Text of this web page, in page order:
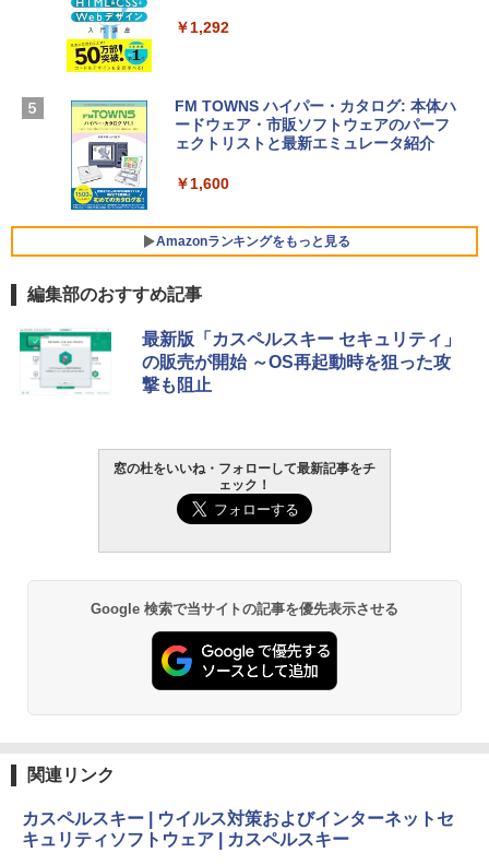
￥261,414
ン 15-fd 15.6インチ 16GBメモリ 512GB
SSD インテル Core 5
FMV ノートパソコン WE1-K3 (MS 365 P
ersonal/Copilotキー搭載/Win 11/15.6型/
Core i5/16GB/SSD 512GB/ホワイト) FM
ラインコード版
Windows版 | Minecraft (マインクラフ
ト): Java & Bedrock Edition | オンライ
￥1,292
FM TOWNS ハイパー・カタログ: 本体ハ
ードウェア・市販ソフトウェアのパーフ
ェクトリストと最新エミュレータ紹介
￥1,600
Amazonランキングをもっと見る
Amazon Kindle Paperwhite (16GB) 7イ
ンチディスプレイ、色調調節ライト、12
週間持続バッテリー、広告なし、ブラッ
ク
Amazon Kindle - 目に優しい、かさばら
ない、大きな画面で読みやすい、6週間持
続バッテリー、6インチディスプレイ電子
￥16,980
Kindle Paperwhite シグニチャーエディ
ション (32GB) 7インチディスプレイ、明
Amazon Kindle Colorsoft | 16GBストレ
編集部のおすすめ記事
最新版「カスペルスキー セキュリティ」
の販売が開始 ～OS再起動時を狙った攻
撃も阻止
窓の杜をいいね・フォローして最新記事をチ
ェック！
Google 検索で当サイトの記事を優先表示させる
関連リンク
カスペルスキー | ウイルス対策およびインターネットセ
キュリティソフトウェア | カスペルスキー